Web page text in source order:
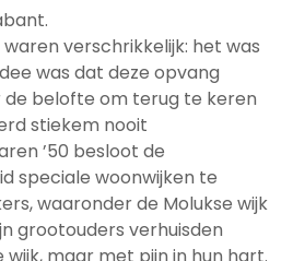
verschrikkelijk: het was
was dat deze opvang
de belofte om terug te keren
stiekem nooit
’50 besloot de
speciale woonwijken te
waaronder de Molukse wijk
grootouders verhuisden